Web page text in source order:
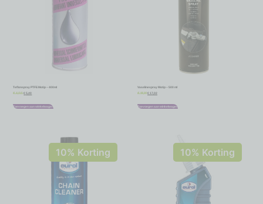
Teflonspray PTFE Motip – 400ml
€ 6,00 € 5,40
Toevoegen aan winkelwagen
Vaselinespray Motip – 500 ml
€ 18,91 € 17,02
Toevoegen aan winkelwagen
10% Korting 10% Korting